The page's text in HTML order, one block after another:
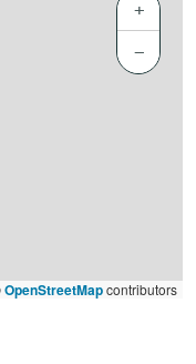
+
−
OpenStreetMapcontributors